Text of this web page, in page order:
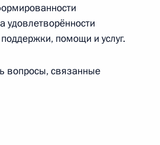
удовлетворённости
помощи и услуг.
вопросы, связанные